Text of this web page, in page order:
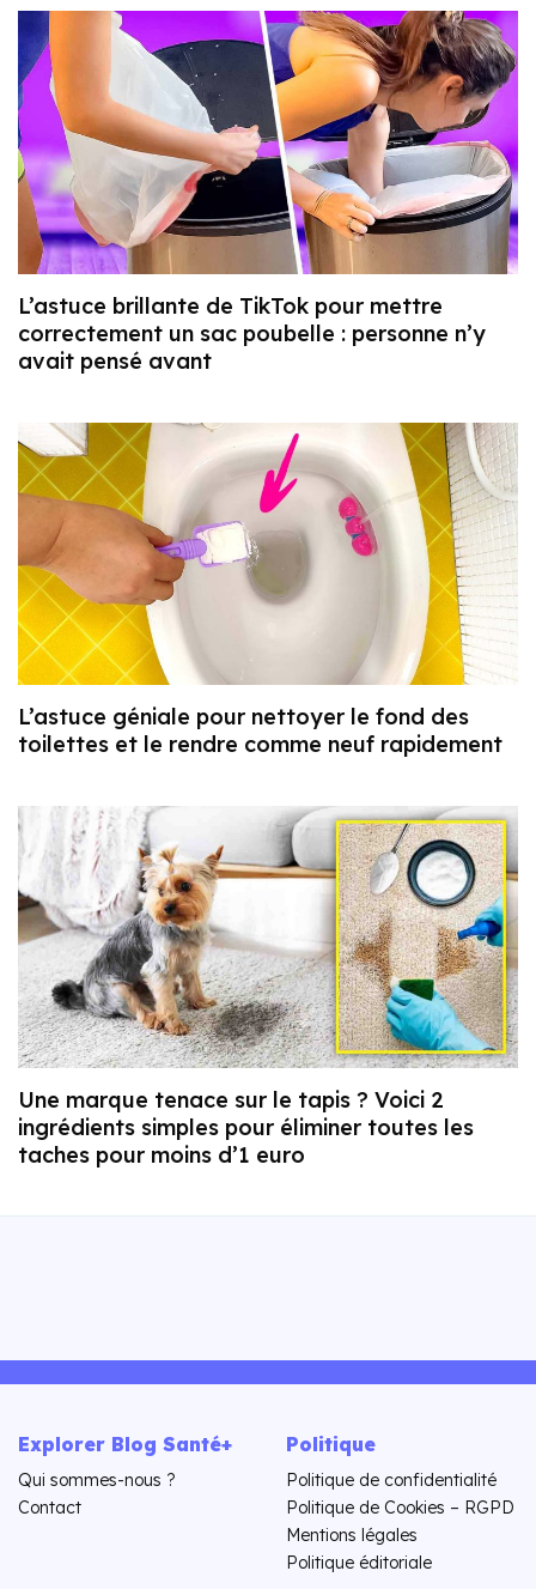
L’astuce brillante de TikTok pour mettre
correctement un sac poubelle : personne n’y
avait pensé avant
L’astuce géniale pour nettoyer le fond des
toilettes et le rendre comme neuf rapidement
Une marque tenace sur le tapis ? Voici 2
ingrédients simples pour éliminer toutes les
taches pour moins d’1 euro
Explorer Blog Santé+
Qui sommes-nous ?
Contact
Politique
Politique de confidentialité
Politique de Cookies – RGPD
Mentions légales
Politique éditoriale